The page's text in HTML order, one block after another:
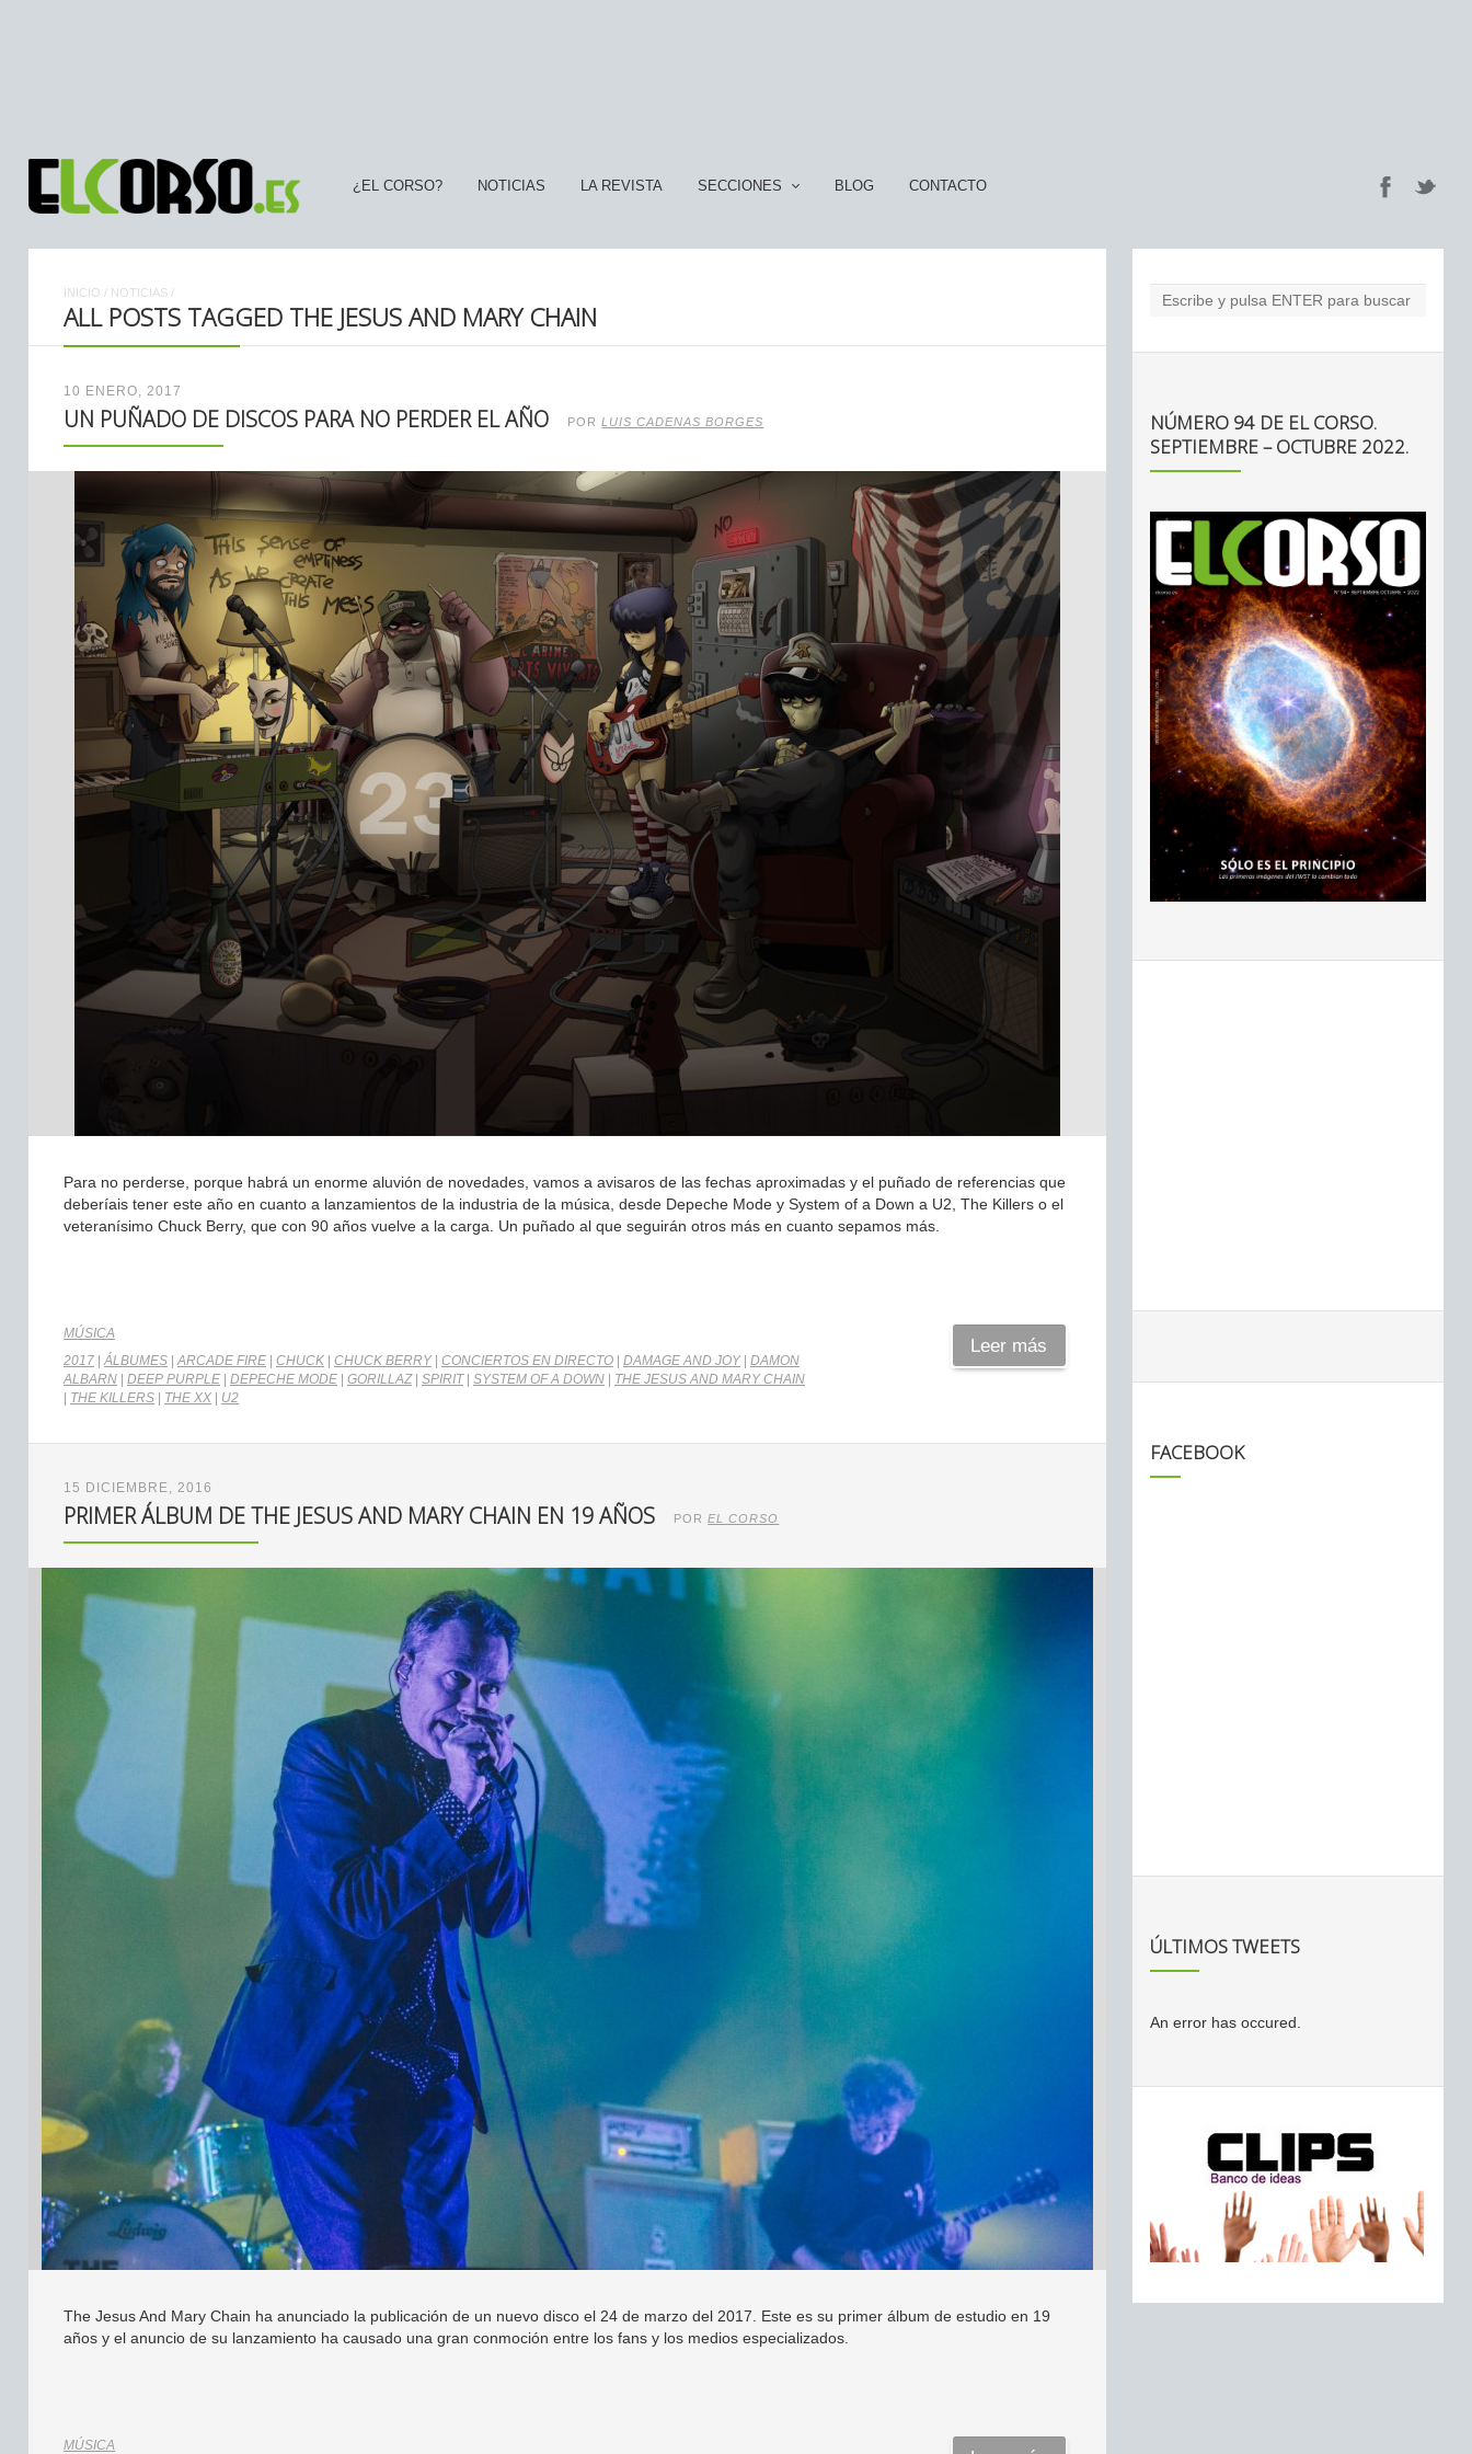
¿EL CORSO? NOTICIAS LA REVISTA SECCIONES BLOG CONTACTO
INICIO / NOTICIAS /
ALL POSTS TAGGED THE JESUS AND MARY CHAIN
10 ENERO, 2017
UN PUÑADO DE DISCOS PARA NO PERDER EL AÑO PORLUIS CADENAS BORGES
Para no perderse, porque habrá un enorme aluvión de novedades, vamos a avisaros de las fechas aproximadas y el puñado de referencias que
deberíais tener este año en cuanto a lanzamientos de la industria de la música, desde Depeche Mode y System of a Down a U2, The Killers o el
veteranísimo Chuck Berry, que con 90 años vuelve a la carga. Un puñado al que seguirán otros más en cuanto sepamos más.
MÚSICA
2017
ÁLBUMES |ARCADE FIRE CHUCK CHUCK BERRY| CONCIERTOS EN DIRECTO DAMAGE AND JOY| DAMON
ALBARN
DEEP PURPLE DEPECHE MODE GORILLAZ| SPIRIT| SYSTEM OF A DOWN
THE JESUS AND MARY CHAIN
THE KILLERS THE XX U2
Leer más
15 DICIEMBRE, 2016
PRIMER ÁLBUM DE THE JESUS AND MARY CHAIN EN 19 AÑOS POREL CORSO
The Jesus And Mary Chain ha anunciado la publicación de un nuevo disco el 24 de marzo del 2017. Este es su primer álbum de estudio en 19
años y el anuncio de su lanzamiento ha causado una gran conmoción entre los fans y los medios especializados.
MÚSICA
NÚMERO 94 DE EL CORSO.
SEPTIEMBRE – OCTUBRE 2022.
FACEBOOK
ÚLTIMOS TWEETS
An error has occured.